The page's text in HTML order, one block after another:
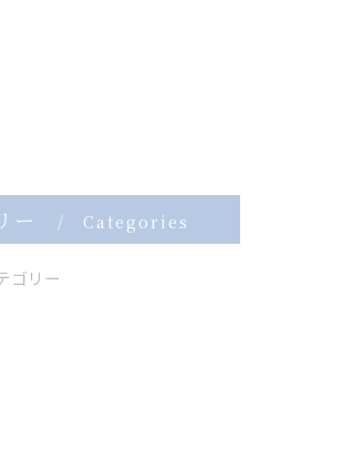
ー Categories
ゴリー